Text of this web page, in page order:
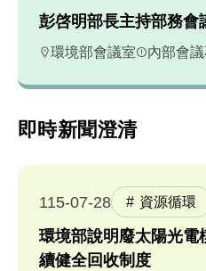
彭啓明部長主持部務會
環境部會議室 內部會
即時新聞澄清
115-07-28 資源循環
環境部說明廢太陽光電
續健全回收制度